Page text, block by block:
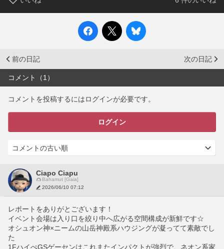
前の日記 次の日記
コメント（1）
コメントを投稿するにはログインが必要です。
ログイン
Ciapo Ciapu
Bahamut [Gaia]
2026/06/10 07:12
レポートをありがとございます！
イベント会場は入り口を絞り中へ広がる空間構成が新鮮です☆
オシュオン神×ニームの山岳神殿系ハウジングが凝ってて素敵でし
た
1FハイぺGSゲーセンはこれまたインパクトが強烈で、ネオン系家